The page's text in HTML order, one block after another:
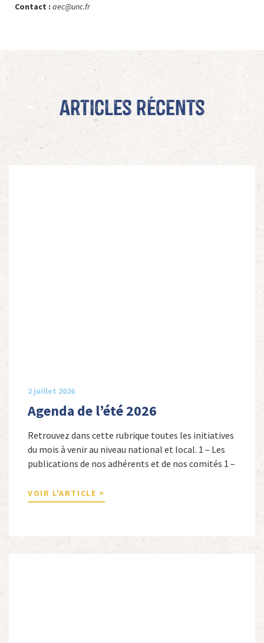
Contact : aec@unc.fr
Articles récents
2 juillet 2026
Agenda de l’été 2026
Retrouvez dans cette rubrique toutes les initiatives
du mois à venir au niveau national et local. 1 – Les
publications de nos adhérents et de nos comités 1 –
Cordeboeuf, Christophe Touron et Agnès Dioné,
Nouvelles Sources Éditions, 2026. Ils venaient
autres […]
VOIR L'ARTICLE >